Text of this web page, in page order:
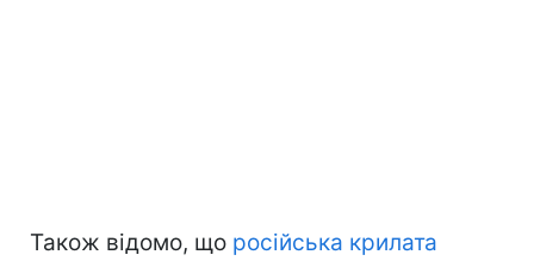
Також відомо, що російська крилата